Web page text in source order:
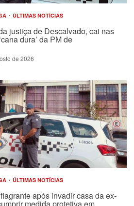
ÚLTIMAS NOTÍCIAS
justiça de Descalvado, cai nas
dura’ da PM de
de 2026
ÚLTIMAS NOTÍCIAS
após invadir casa da ex-
medida protetiva em